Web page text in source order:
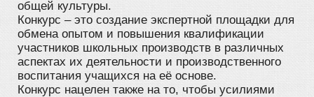
общей культуры.
Конкурс – это создание экспертной площадки для
обмена опытом и повышения квалификации
участников школьных производств в различных
аспектах их деятельности и производственного
воспитания учащихся на её основе.
Конкурс нацелен также на то, чтобы усилиями